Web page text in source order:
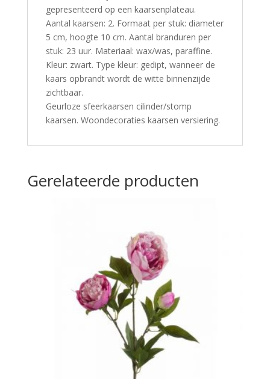
gepresenteerd op een kaarsenplateau.
Aantal kaarsen: 2. Formaat per stuk: diameter
5 cm, hoogte 10 cm. Aantal branduren per
stuk: 23 uur. Materiaal: wax/was, paraffine.
Kleur: zwart. Type kleur: gedipt, wanneer de
kaars opbrandt wordt de witte binnenzijde
zichtbaar.
Geurloze sfeerkaarsen cilinder/stomp
kaarsen. Woondecoraties kaarsen versiering.
Gerelateerde producten